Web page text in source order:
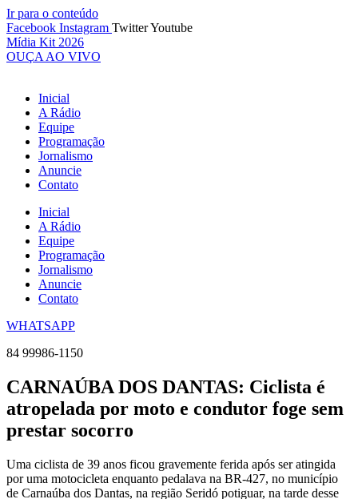
Ir para o conteúdo
Facebook Instagram TwitterYoutube
Mídia Kit 2026
OUÇA AO VIVO
Inicial
A Rádio
Equipe
Programação
Jornalismo
Anuncie
Contato
Inicial
A Rádio
Equipe
Programação
Jornalismo
Anuncie
Contato
WHATSAPP
84 99986-1150
CARNAÚBA DOS DANTAS: Ciclista é
atropelada por moto e condutor foge sem
prestar socorro
Uma ciclista de 39 anos ficou gravemente ferida após ser atingida
por uma motocicleta enquanto pedalava na BR-427, no município
de Carnaúba dos Dantas, na região Seridó potiguar, na tarde desse